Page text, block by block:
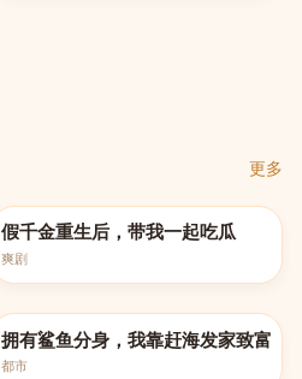
更多
假千金重生后，带我一起吃瓜
爽剧
拥有鲨鱼分身，我靠赶海发家致富
都市